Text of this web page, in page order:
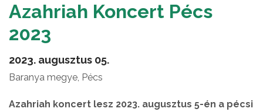
Azahriah Koncert Pécs
2023
2023. augusztus 05.
Baranya megye, Pécs
Azahriah koncert lesz 2023. augusztus 5-én a pécsi